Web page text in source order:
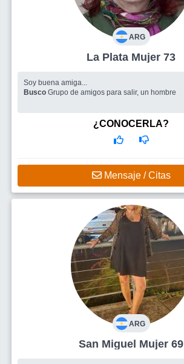
ARG
La Plata Mujer 73
Soy buena amiga...
Busco Grupo de amigos para salir, un hombre
¿CONOCERLA?
Mensaje / Citas
ARG
San Miguel Mujer 69